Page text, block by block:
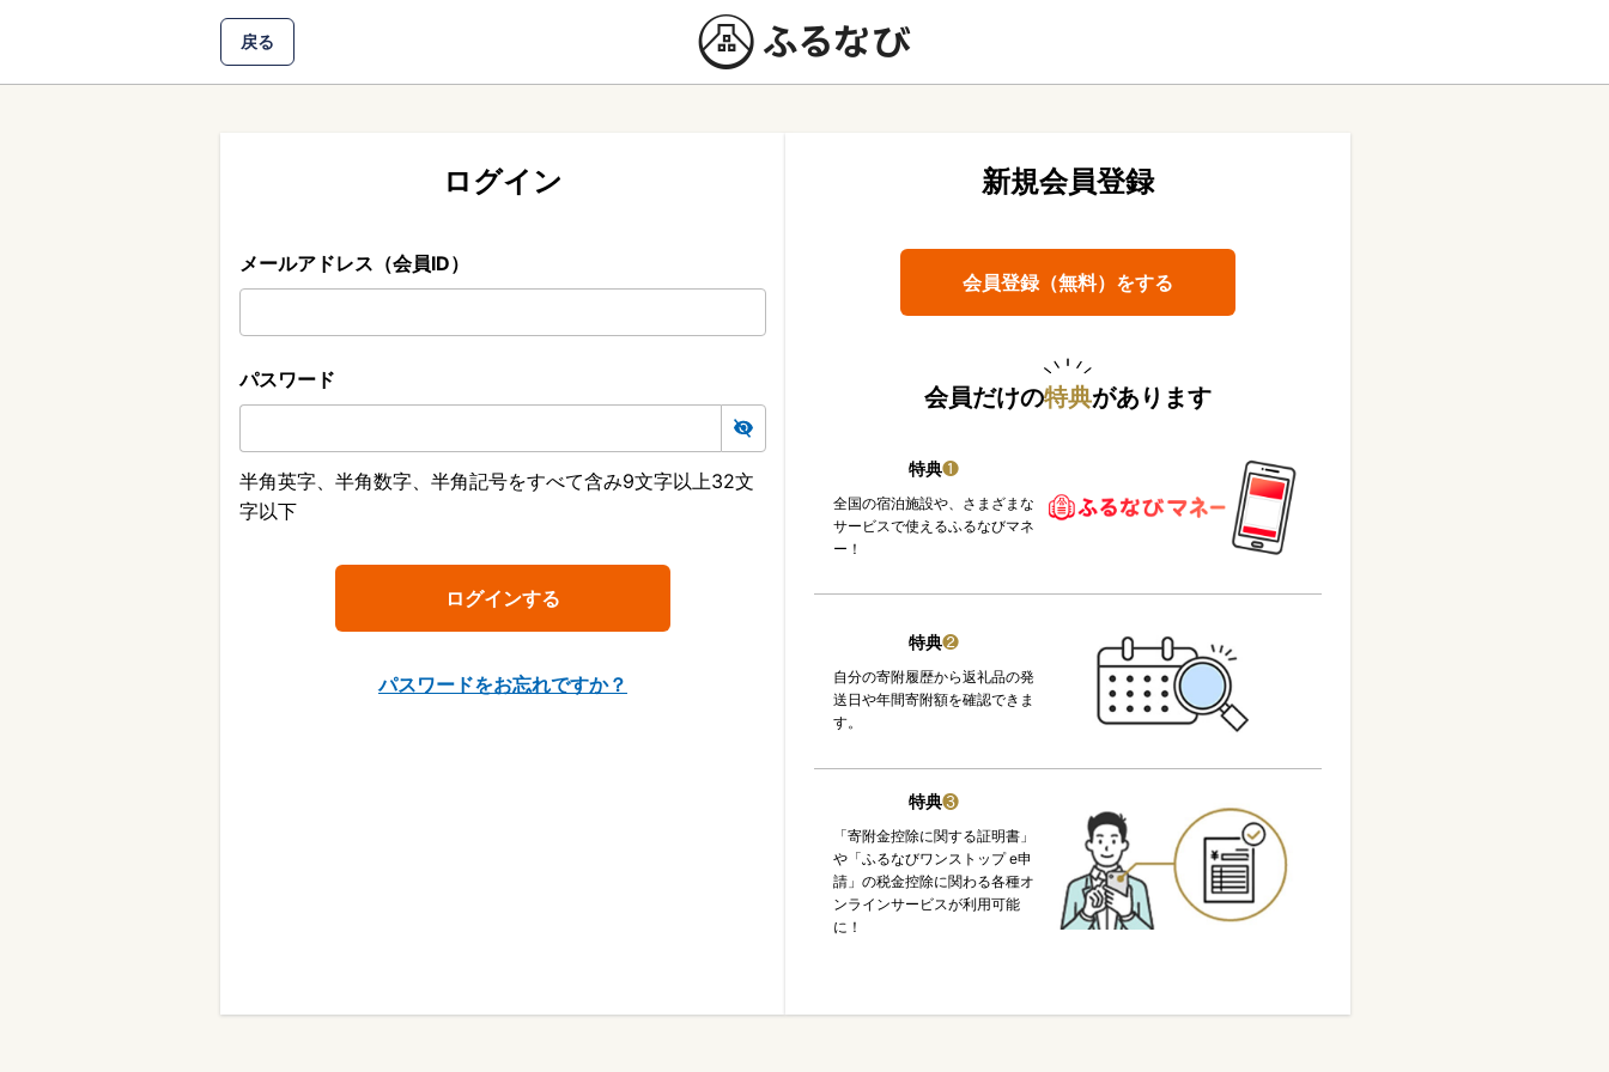
戻る
ログイン
メールアドレス（会員ID）
パスワード
半角英字、半角数字、半角記号をすべて含み9文字以上32文
字以下
パスワードをお忘れですか？
新規会員登録
会員登録（無料）をする
会員だけの特典があります
特典❶
全国の宿泊施設や、さまざまな
サービスで使えるふるなびマネ
ー！
特典❷
自分の寄附履歴から返礼品の発
送日や年間寄附額を確認できま
す。
特典❸
「寄附金控除に関する証明書」
や「ふるなびワンストップ e申
請」の税金控除に関わる各種オ
ンラインサービスが利用可能
に！